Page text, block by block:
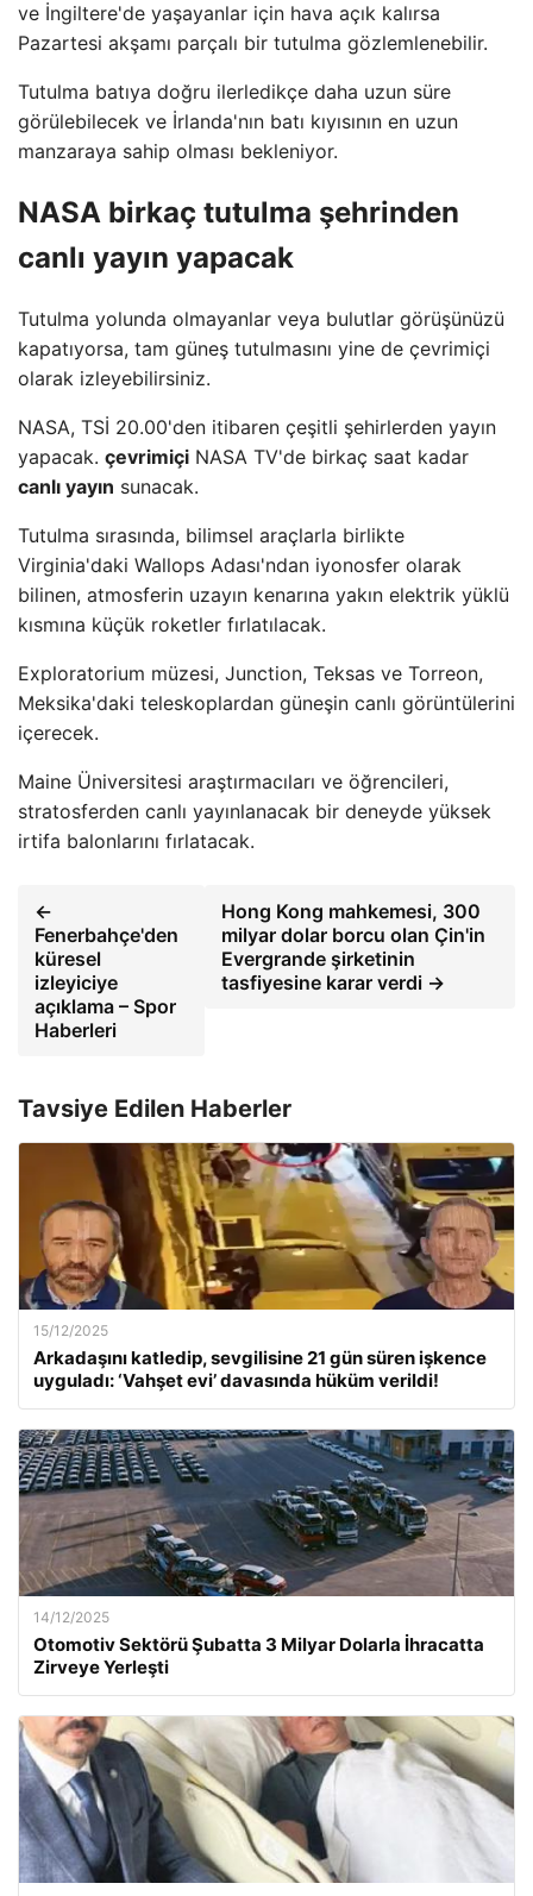
ve İngiltere'de yaşayanlar için hava açık kalırsa
Pazartesi akşamı parçalı bir tutulma gözlemlenebilir.
Tutulma batıya doğru ilerledikçe daha uzun süre
görülebilecek ve İrlanda'nın batı kıyısının en uzun
manzaraya sahip olması bekleniyor.
NASA birkaç tutulma şehrinden
canlı yayın yapacak
Tutulma yolunda olmayanlar veya bulutlar görüşünüzü
kapatıyorsa, tam güneş tutulmasını yine de çevrimiçi
olarak izleyebilirsiniz.
NASA, TSİ 20.00'den itibaren çeşitli şehirlerden yayın
yapacak. çevrimiçi NASA TV'de birkaç saat kadar
canlı yayın sunacak.
Tutulma sırasında, bilimsel araçlarla birlikte
Virginia'daki Wallops Adası'ndan iyonosfer olarak
bilinen, atmosferin uzayın kenarına yakın elektrik yüklü
kısmına küçük roketler fırlatılacak.
Exploratorium müzesi, Junction, Teksas ve Torreon,
Meksika'daki teleskoplardan güneşin canlı görüntülerini
içerecek.
Maine Üniversitesi araştırmacıları ve öğrencileri,
stratosferden canlı yayınlanacak bir deneyde yüksek
irtifa balonlarını fırlatacak.
←
Fenerbahçe'den
küresel
izleyiciye
açıklama – Spor
Haberleri
Hong Kong mahkemesi, 300
milyar dolar borcu olan Çin'in
Evergrande şirketinin
tasfiyesine karar verdi →
Tavsiye Edilen Haberler
15/12/2025
Arkadaşını katledip, sevgilisine 21 gün süren işkence
uyguladı: ‘Vahşet evi’ davasında hüküm verildi!
14/12/2025
Otomotiv Sektörü Şubatta 3 Milyar Dolarla İhracatta
Zirveye Yerleşti